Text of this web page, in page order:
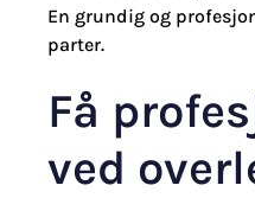
En grundig og
parter.
Få
ved